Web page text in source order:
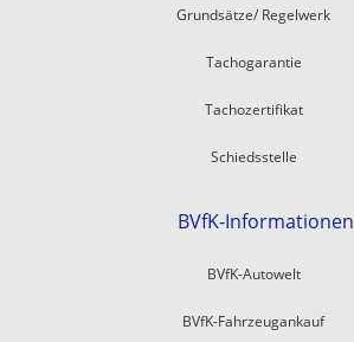
Grundsätze/ Regelwerk
Tachogarantie
Tachozertifikat
Schiedsstelle
BVfK-Informationen
BVfK-Autowelt
BVfK-Fahrzeugankauf